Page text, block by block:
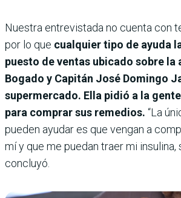
Nuestra entrevistada no cuenta con
por lo que cualquier tipo de ayuda
puesto de ventas ubicado sobre la
Bogado y Capitán José Domingo
supermercado. Ella pidió a la
para comprar sus remedios. “La
pueden ayudar es que vengan a
mí y que me puedan traer mi insulina,
concluyó.